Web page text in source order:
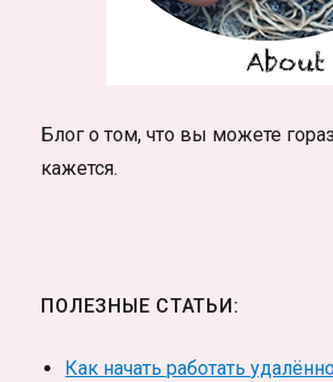
Блог о том, что вы можете
кажется.
ПОЛЕЗНЫЕ СТАТЬИ:
Как начать работать